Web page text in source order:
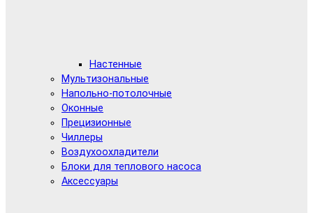
Настенные
Мультизональные
Напольно-потолочные
Оконные
Прецизионные
Чиллеры
Воздухоохладители
Блоки для теплового насоса
Аксессуары